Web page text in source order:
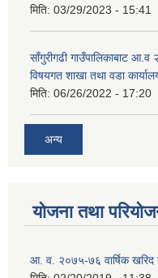
मिति: 03/29/2023 - 15:41
साँगुरीगढी गाउँपालिकाबाट आ.व
विषयगत शाखा तथा वडा
मिति: 06/26/2022 - 17:20
अन्य
योजना तथा
आ. व. २०७५-७६ वार्षिक खरिद